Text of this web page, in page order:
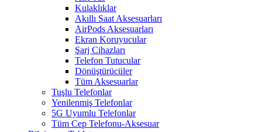
Kulaklıklar
Akıllı Saat Aksesuarları
AirPods Aksesuarları
Ekran Koruyucular
Şarj Cihazları
Telefon Tutucular
Dönüştürücüler
Tüm Aksesuarlar
Tuşlu Telefonlar
Yenilenmiş Telefonlar
5G Uyumlu Telefonlar
Tüm Cep Telefonu-Aksesuar